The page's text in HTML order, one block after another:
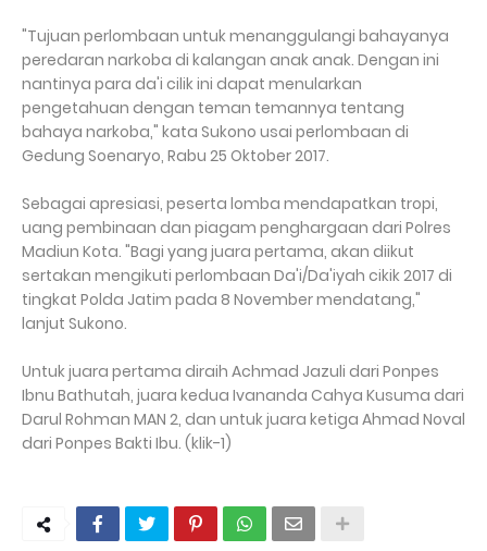
"Tujuan perlombaan untuk menanggulangi bahayanya
peredaran narkoba di kalangan anak anak. Dengan ini
nantinya para da'i cilik ini dapat menularkan
pengetahuan dengan teman temannya tentang
bahaya narkoba," kata Sukono usai perlombaan di
Gedung Soenaryo, Rabu 25 Oktober 2017.
Sebagai apresiasi, peserta lomba mendapatkan tropi,
uang pembinaan dan piagam penghargaan dari Polres
Madiun Kota. "Bagi yang juara pertama, akan diikut
sertakan mengikuti perlombaan Da'i/Da'iyah cikik 2017 di
tingkat Polda Jatim pada 8 November mendatang,"
lanjut Sukono.
Untuk juara pertama diraih Achmad Jazuli dari Ponpes
Ibnu Bathutah, juara kedua Ivananda Cahya Kusuma dari
Darul Rohman MAN 2, dan untuk juara ketiga Ahmad Noval
dari Ponpes Bakti Ibu. (klik-1)